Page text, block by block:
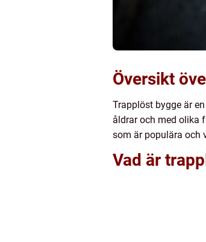
Översikt
Trapplöst bygge är
åldrar och med olika
som är populära och
Vad är